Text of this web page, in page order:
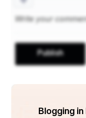
ଆସ ରେ ମିତ ଆସ
ରଜ ଆସି ପହଞ୍ଚିଲା ।
ମିଠା ମିଠା ରଜ ପାନର
ଆଈ ଆଣି ଖୋଲି ଦେଲା
ଲିଳାମୟୀ ଦାଶ
Publish
Blogging